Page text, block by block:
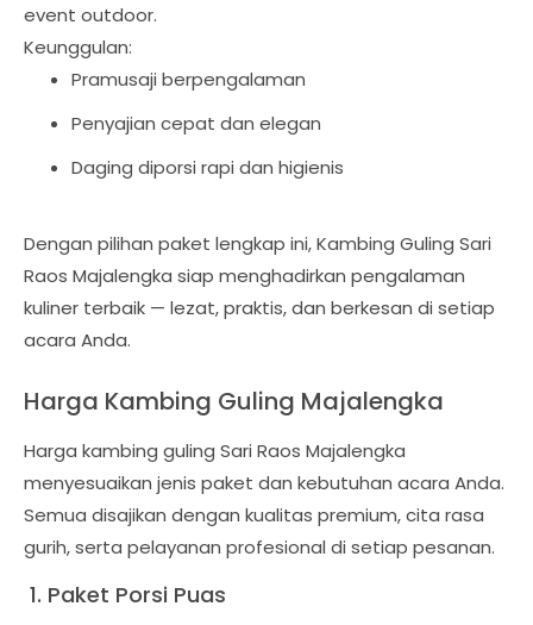
event outdoor.
Keunggulan:
Pramusaji berpengalaman
Penyajian cepat dan elegan
Daging diporsi rapi dan higienis
Dengan pilihan paket lengkap ini, Kambing Guling Sari
Raos Majalengka siap menghadirkan pengalaman
kuliner terbaik — lezat, praktis, dan berkesan di setiap
acara Anda.
Harga Kambing Guling Majalengka
Harga kambing guling Sari Raos Majalengka
menyesuaikan jenis paket dan kebutuhan acara Anda.
Semua disajikan dengan kualitas premium, cita rasa
gurih, serta pelayanan profesional di setiap pesanan.
1. Paket Porsi Puas